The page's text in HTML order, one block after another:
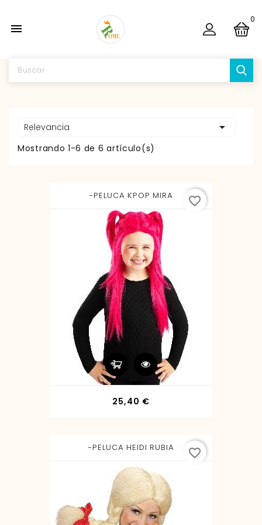

0
Relevancia 
Mostrando 1-6 de 6 artículo(s)
-PELUCA KPOP MIRA
25,40 €Precio
favorite_border
-PELUCA HEIDI RUBIA favorite_border